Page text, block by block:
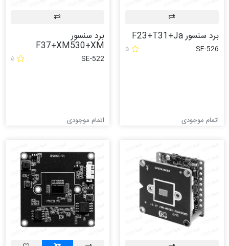
برد سنسور F23+T31+Ja
SE-526 ۵
اتمام موجودی
برد سنسور
F37+XM530+XM
SE-522 ۵
اتمام موجودی